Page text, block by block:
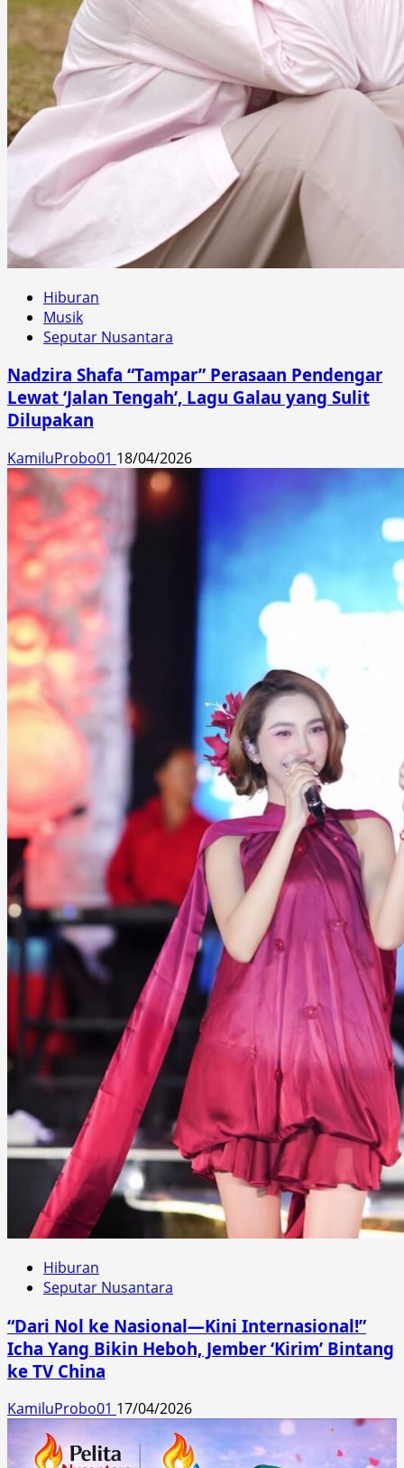
Hiburan
Musik
Seputar Nusantara
Nadzira Shafa “Tampar” Perasaan Pendengar
Lewat ‘Jalan Tengah’, Lagu Galau yang Sulit
Dilupakan
KamiluProbo01 18/04/2026
Hiburan
Seputar Nusantara
“Dari Nol ke Nasional—Kini Internasional!”
Icha Yang Bikin Heboh, Jember ‘Kirim’ Bintang
ke TV China
KamiluProbo01 17/04/2026